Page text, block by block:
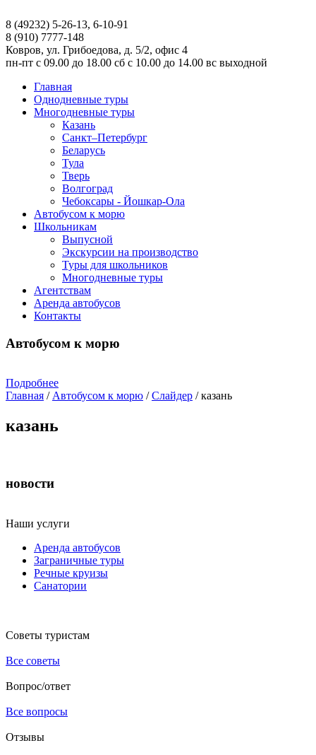
8 (49232) 5-26-13, 6-10-91
8 (910) 7777-148
Ковров, ул. Грибоедова, д. 5/2, офис 4
пн-пт с 09.00 до 18.00 сб с 10.00 до 14.00 вс выходной
Главная
Однодневные туры
Многодневные туры
Казань
Санкт–Петербург
Беларусь
Тула
Тверь
Волгоград
Чебоксары - Йошкар-Ола
Автобусом к морю
Школьникам
Выпусной
Экскурсии на производство
Туры для школьников
Многодневные туры
Агентствам
Аренда автобусов
Контакты
Автобусом к морю
Подробнее
Главная /Автобусом к морю /Слайдер /казань
казань
новости
Наши услуги
Аренда автобусов
Заграничные туры
Речные круизы
Санатории
Советы туристам
Все советы
Вопрос/ответ
Все вопросы
Отзывы